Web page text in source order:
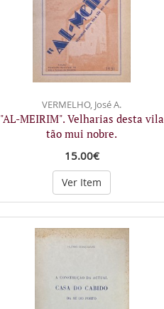
VERMELHO, José A.
"AL-MEIRIM". Velharias desta vila
tão mui nobre.
15.00€
Ver Item